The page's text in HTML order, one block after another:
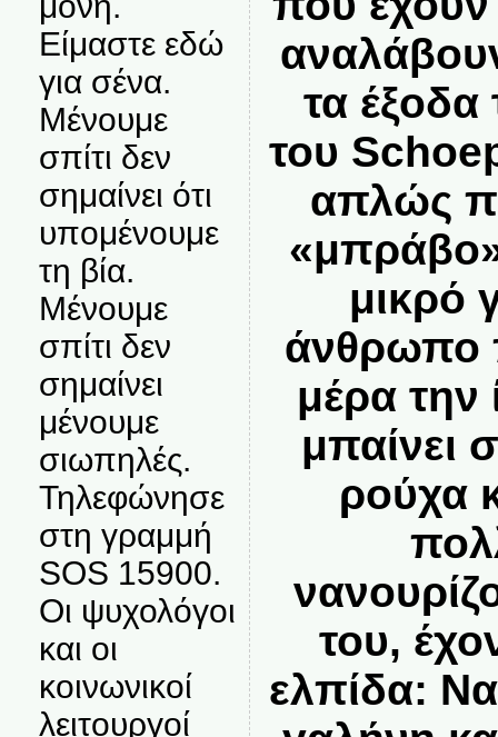
Είμαστε εδώ
για σένα.
Μένουμε
σπίτι δεν
σημαίνει ότι
υπομένουμε
τη βία.
Μένουμε
σπίτι δεν
σημαίνει
μένουμε
σιωπηλές.
Τηλεφώνησε
στη γραμμή
SOS 15900.
Οι ψυχολόγοι
και οι
κοινωνικοί
λειτουργοί
τα έξοδα
του
απλώς
μικρό
άνθρωπο
μέρα την
μπαίνει
ρούχα
του,
ελπίδα: